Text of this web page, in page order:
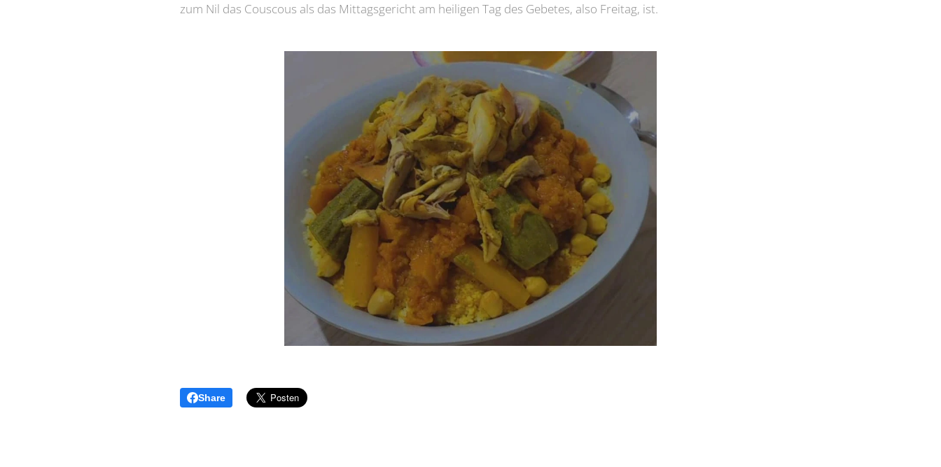
zum Nil das Couscous als das Mittagsgericht am heiligen Tag des Gebetes, also Freitag, ist.
Share